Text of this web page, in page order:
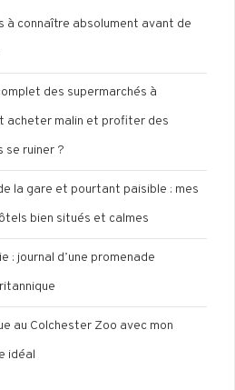
à connaître absolument avant de
des supermarchés à
acheter malin et profiter des
se ruiner ?
la gare et pourtant paisible : mes
bien situés et calmes
: journal d’une promenade
au Colchester Zoo avec mon
idéal